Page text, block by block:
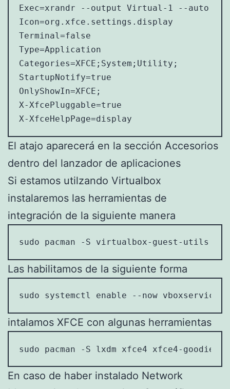
Exec=xrandr --output Virtual-1 --auto
Icon=org.xfce.settings.display
Terminal=false
Type=Application
Categories=XFCE;System;Utility;
StartupNotify=true
OnlyShowIn=XFCE;
X-XfcePluggable=true
X-XfceHelpPage=display
El atajo aparecerá en la sección Accesorios
dentro del lanzador de aplicaciones
Si estamos utilzando Virtualbox
instalaremos las herramientas de
integración de la siguiente manera
sudo pacman -S virtualbox-guest-utils
Las habilitamos de la siguiente forma
sudo systemctl enable --now
intalamos XFCE con algunas herramientas
sudo pacman -S lxdm xfce4 xfce4-
En caso de haber instalado Network